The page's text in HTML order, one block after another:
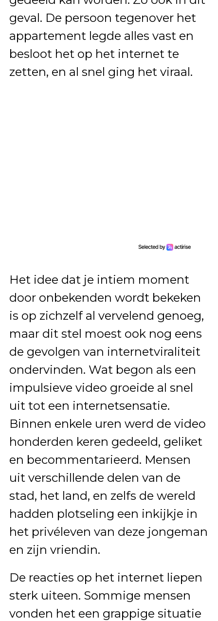
geval. De persoon tegenover het
appartement legde alles vast en
besloot het op het internet te
zetten, en al snel ging het viraal.
Het idee dat je intiem moment
door onbekenden wordt bekeken
is op zichzelf al vervelend genoeg,
maar dit stel moest ook nog eens
de gevolgen van internetviraliteit
ondervinden. Wat begon als een
impulsieve video groeide al snel
uit tot een internetsensatie.
Binnen enkele uren werd de video
honderden keren gedeeld, geliket
en becommentarieerd. Mensen
uit verschillende delen van de
stad, het land, en zelfs de wereld
hadden plotseling een inkijkje in
het privéleven van deze jongeman
en zijn vriendin.
De reacties op het internet liepen
sterk uiteen. Sommige mensen
vonden het een grappige situatie